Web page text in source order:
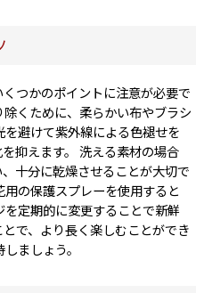
つかのポイントに注意が必要で
くために、柔らかい布やブラシ
避けて紫外線による色褪せを
抑えます。 洗える素材の場合
十分に乾燥させることが大切で
の保護スプレーを使用すると
定期的に変更することで新鮮
で、より長く楽しむことができ
ましょう。